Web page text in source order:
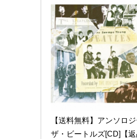
【送料無料】アンソロ
ザ・ビートルズ[CD]【返